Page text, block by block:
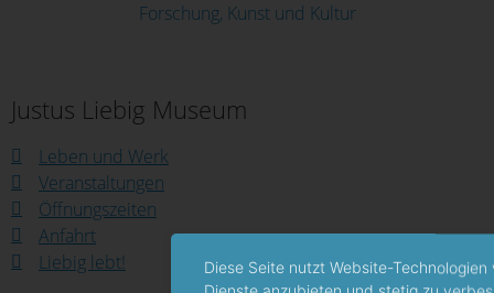
Justus Liebig Museum
Leben und Werk
Veranstaltungen
Öffnungszeiten
Anfahrt
Liebig lebt!
Diese Seite nutzt Website-